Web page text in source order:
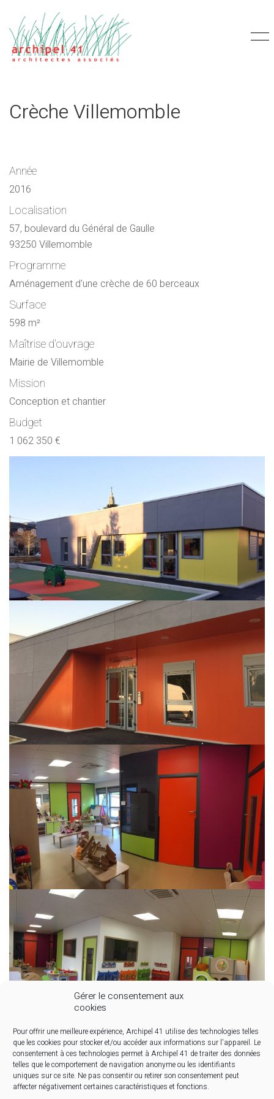
Gérer le consentement aux
cookies
Pour offrir une meilleure expérience, Archipel 41 utilise des technologies telles
que les cookies pour stocker et/ou accéder aux informations sur l'appareil. Le
consentement à ces technologies permet à Archipel 41 de traiter des données
telles que le comportement de navigation anonyme ou les identifiants
uniques sur ce site. Ne pas consentir ou retirer son consentement peut
affecter négativement certaines caractéristiques et fonctions.
Crèche Villemomble
Année
2016
Localisation
57, boulevard du Général de Gaulle
93250 Villemomble
Programme
Aménagement d'une crèche de 60 berceaux
Surface
598 m²
Maîtrise d'ouvrage
Mairie de Villemomble
Mission
Conception et chantier
Budget
1 062 350 €